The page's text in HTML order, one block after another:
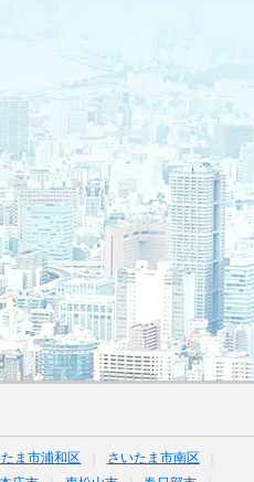
ま市浦和区
さいたま市南区